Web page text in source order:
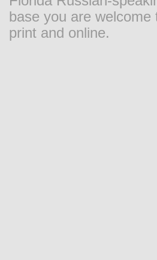
base you are
print and online.